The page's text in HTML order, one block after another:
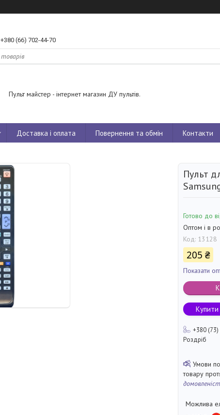
+380 (66) 702-44-70
Пульт майстер - інтернет магазин ДУ пультів.
Доставка і оплата Повернення та обмін Контакти
Пульт
Готово до
Оптом і в
Код: 13128
205 ₴
Показати
Купити
+380
Роздріб
товару